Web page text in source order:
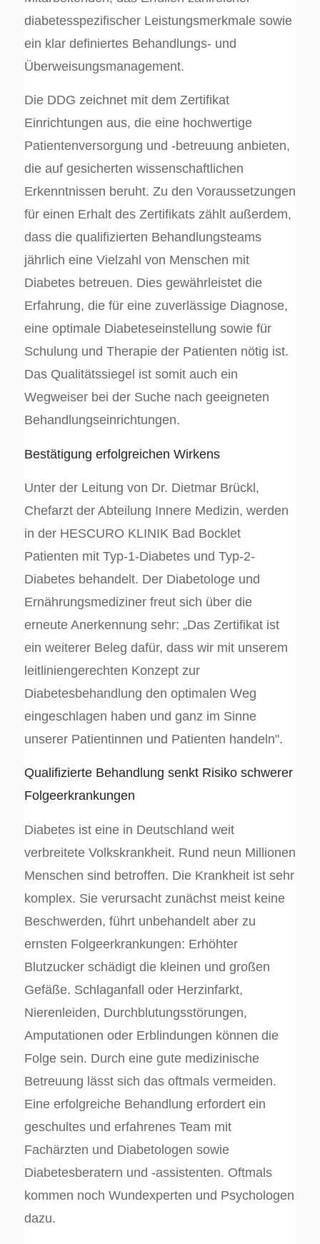
diabetesspezifischer Leistungsmerkmale sowie
ein klar definiertes Behandlungs- und
Überweisungsmanagement.
Die DDG zeichnet mit dem Zertifikat
Einrichtungen aus, die eine hochwertige
Patientenversorgung und -betreuung anbieten,
die auf gesicherten wissenschaftlichen
Erkenntnissen beruht. Zu den Voraussetzungen
für einen Erhalt des Zertifikats zählt außerdem,
dass die qualifizierten Behandlungsteams
jährlich eine Vielzahl von Menschen mit
Diabetes betreuen. Dies gewährleistet die
Erfahrung, die für eine zuverlässige Diagnose,
eine optimale Diabeteseinstellung sowie für
Schulung und Therapie der Patienten nötig ist.
Das Qualitätssiegel ist somit auch ein
Wegweiser bei der Suche nach geeigneten
Behandlungseinrichtungen.
Bestätigung erfolgreichen Wirkens
Unter der Leitung von Dr. Dietmar Brückl,
Chefarzt der Abteilung Innere Medizin, werden
in der HESCURO KLINIK Bad Bocklet
Patienten mit Typ-1-Diabetes und Typ-2-
Diabetes behandelt. Der Diabetologe und
Ernährungsmediziner freut sich über die
erneute Anerkennung sehr: „Das Zertifikat ist
ein weiterer Beleg dafür, dass wir mit unserem
leitliniengerechten Konzept zur
Diabetesbehandlung den optimalen Weg
eingeschlagen haben und ganz im Sinne
unserer Patientinnen und Patienten handeln".
Qualifizierte Behandlung senkt Risiko schwerer
Folgeerkrankungen
Diabetes ist eine in Deutschland weit
verbreitete Volkskrankheit. Rund neun Millionen
Menschen sind betroffen. Die Krankheit ist sehr
komplex. Sie verursacht zunächst meist keine
Beschwerden, führt unbehandelt aber zu
ernsten Folgeerkrankungen: Erhöhter
Blutzucker schädigt die kleinen und großen
Gefäße. Schlaganfall oder Herzinfarkt,
Nierenleiden, Durchblutungsstörungen,
Amputationen oder Erblindungen können die
Folge sein. Durch eine gute medizinische
Betreuung lässt sich das oftmals vermeiden.
Eine erfolgreiche Behandlung erfordert ein
geschultes und erfahrenes Team mit
Fachärzten und Diabetologen sowie
Diabetesberatern und -assistenten. Oftmals
kommen noch Wundexperten und Psychologen
dazu.